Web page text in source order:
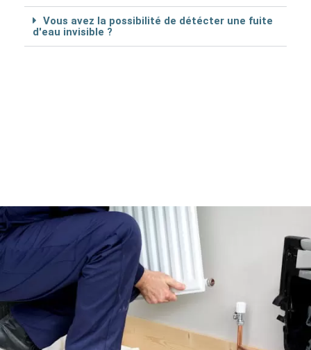
Vous avez la possibilité de détécter une fuite
d'eau invisible ?